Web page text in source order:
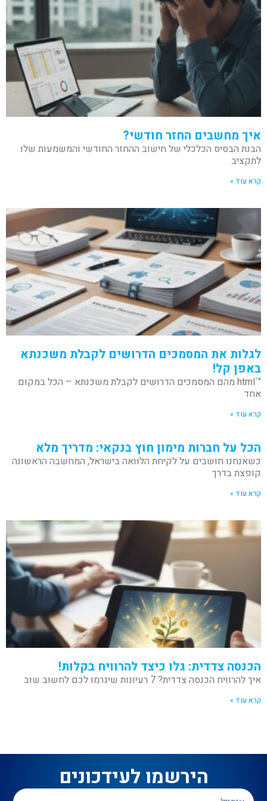
איך מחשבים החזר חודשי?
הבנת הבסיס הכלכלי של חישוב ההחזר החודשי והמשמעות שלו
לתקציב
קרא עוד »
לגלות את המסמכים הדרושים לקבלת משכנתא
באפן קל!
"`html מהם המסמכים הדרושים לקבלת משכנתא – הכל במקום
אחד
קרא עוד »
הכל על חברות מימון חוץ בנקאי: מדריך מלא
כשאנחנו חושבים על לקיחת הלוואה בישראל, המחשבה הראשונה
קופצת בדרך
קרא עוד »
הכנסה צדדית: גלו כיצד להרוויח בקלות!
איך להרוויח הכנסה צדדית? 7 רעיונות שיגרמו לכם לחשוב שוב
קרא עוד »
הירשמו לעידכונים